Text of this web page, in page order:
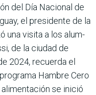
del Día Nacional de
el presidente de la
una visita a los alum­
de la ciudad de
2024, recuerda el
Hambre Cero
se inició